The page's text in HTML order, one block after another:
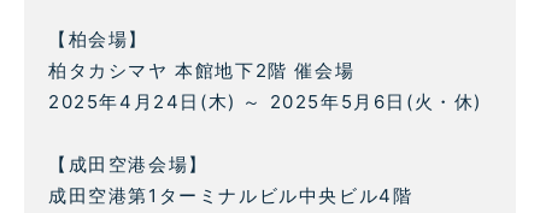
【柏会場】
柏タカシマヤ 本館地下2階 催会場
2025年4月24日(木) ～ 2025年5月6日(火・休)
【成田空港会場】
成田空港第1ターミナルビル中央ビル4階